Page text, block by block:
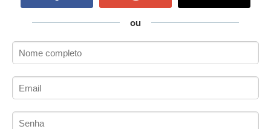
Ada
Adianti Framework
ADK
Administração
Administração de Artistas e Repertórios
Administração de Redes
ou